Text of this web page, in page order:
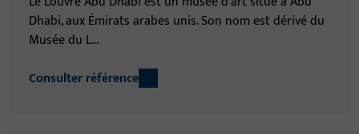
Dhabi, aux Émirats arabes unis. Son nom est dérivé du
Musée du L...
Consulter référence